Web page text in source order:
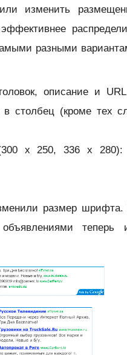
изменить
разными
описание и
столбец (кроме тех
x 250, 336 x 280):
размер
теперь